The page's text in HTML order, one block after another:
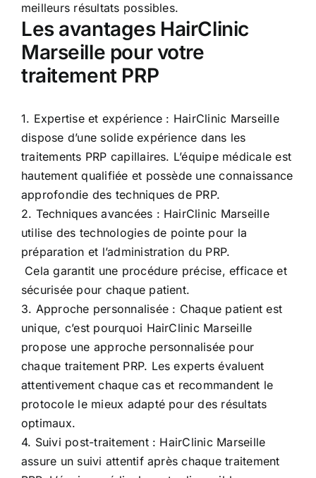
meilleurs résultats possibles.
Les avantages HairClinic
Marseille pour votre
traitement PRP
1. Expertise et expérience : HairClinic Marseille
dispose d’une solide expérience dans les
traitements PRP capillaires. L’équipe médicale est
hautement qualifiée et possède une connaissance
approfondie des techniques de PRP.
2. Techniques avancées : HairClinic Marseille
utilise des technologies de pointe pour la
préparation et l’administration du PRP.
Cela garantit une procédure précise, efficace et
sécurisée pour chaque patient.
3. Approche personnalisée : Chaque patient est
unique, c’est pourquoi HairClinic Marseille
propose une approche personnalisée pour
chaque traitement PRP. Les experts évaluent
attentivement chaque cas et recommandent le
protocole le mieux adapté pour des résultats
optimaux.
4. Suivi post-traitement : HairClinic Marseille
assure un suivi attentif après chaque traitement